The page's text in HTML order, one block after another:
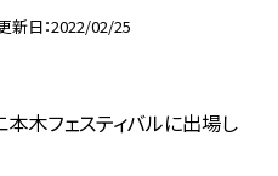
新日 2022/02/25
木フェスティバルに出場し